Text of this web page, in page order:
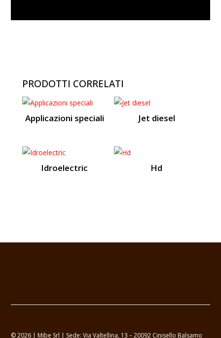
PRODOTTI CORRELATI
Applicazioni speciali Jet diesel
Idroelectric Hd
© 2026 | Mibe Srl | Sede: Via Valtellina, 13 – 20092 Cinisello Balsamo